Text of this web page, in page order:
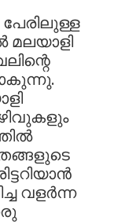
വളര്‍ന്ന